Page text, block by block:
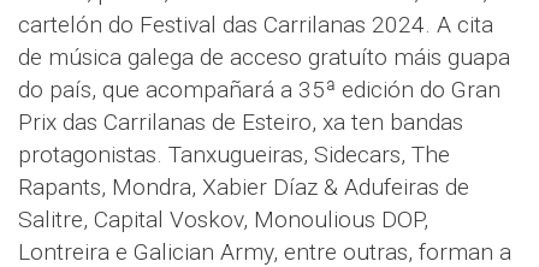
cartelón do Festival das Carrilanas 2024. A cita
de música galega de acceso gratuíto máis guapa
do país, que acompañará a 35ª edición do Gran
Prix das Carrilanas de Esteiro, xa ten bandas
protagonistas. Tanxugueiras, Sidecars, The
Rapants, Mondra, Xabier Díaz & Adufeiras de
Salitre, Capital Voskov, Monoulious DOP,
Lontreira e Galician Army, entre outras, forman a